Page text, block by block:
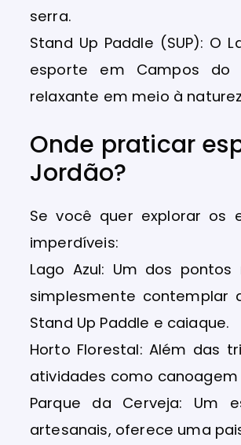
serra.
Stand Up Paddle (SUP): O
esporte em Campos do
relaxante em meio à
Onde praticar
Jordão?
Se você quer explorar os
imperdíveis:
Lago Azul: Um dos
simplesmente contemplar
Stand Up Paddle e caiaque.
Horto Florestal: Além das
atividades como
Parque da Cerveja: Um
artesanais, oferece uma